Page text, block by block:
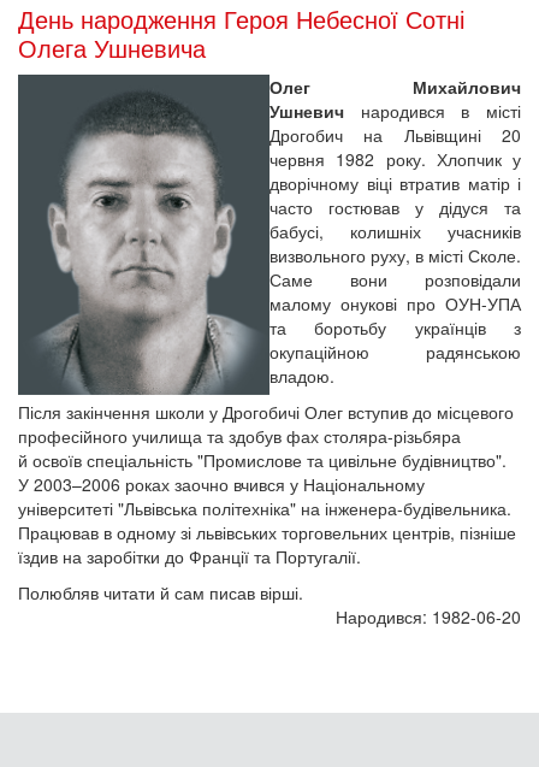
День народження Героя Небесної Сотні
Олега Ушневича
Олег Михайлович
Ушневич народився в місті
Дрогобич на Львівщині 20
червня 1982 року. Хлопчик у
дворічному віці втратив матір і
часто гостював у дідуся та
бабусі, колишніх учасників
визвольного руху, в місті Сколе.
Саме вони розповідали
малому онукові про ОУН-УПА
та боротьбу українців з
окупаційною радянською
владою.
Після закінчення школи у Дрогобичі Олег вступив до місцевого
професійного училища та здобув фах столяра-різьбяра
й освоїв спеціальність "Промислове та цивільне будівництво".
У 2003–2006 роках заочно вчився у Національному
університеті "Львівська політехніка" на інженера-будівельника.
Працював в одному зі львівських торговельних центрів, пізніше
їздив на заробітки до Франції та Португалії.
Полюбляв читати й сам писав вірші.
Народився: 1982-06-20